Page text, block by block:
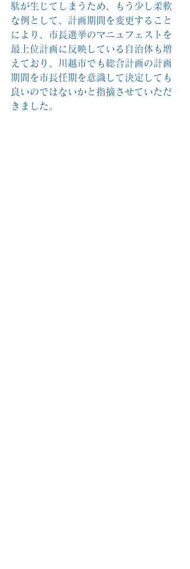
駄が生じてしまうため、もう少し柔軟
な例として、計画期間を変更すること
により、市長選挙のマニュフェストを
最上位計画に反映している自治体も増
えており、川越市でも総合計画の計画
期間を市長任期を意識して決定しても
良いのではないかと指摘させていただ
きました。